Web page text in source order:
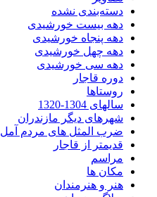
دسته‌بندی نشده
دهه بیست خورشیدی
دهه پنجاه خورشیدی
دهه چهل خورشیدی
دهه سی خورشیدی
دوره قاجار
روستاها
سالهای 1304-1320
شهرهای دیگر مازندران
ضرب المثل های مردم آمل
قدیمتر از قاجار
مراسم
مکان ها
هنر و هنرمندان